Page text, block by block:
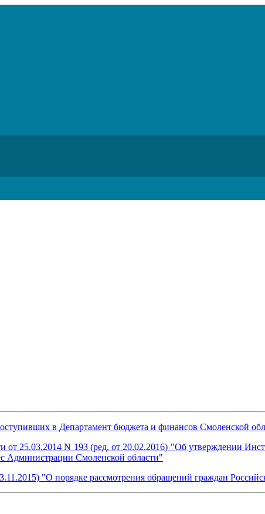
в Департамент бюджета и финансов Смоленской
от 25.03.2014 N 193 (ред. от 20.02.2016) "Об утверждении
Администрации Смоленской области"
"О порядке рассмотрения обращений граждан